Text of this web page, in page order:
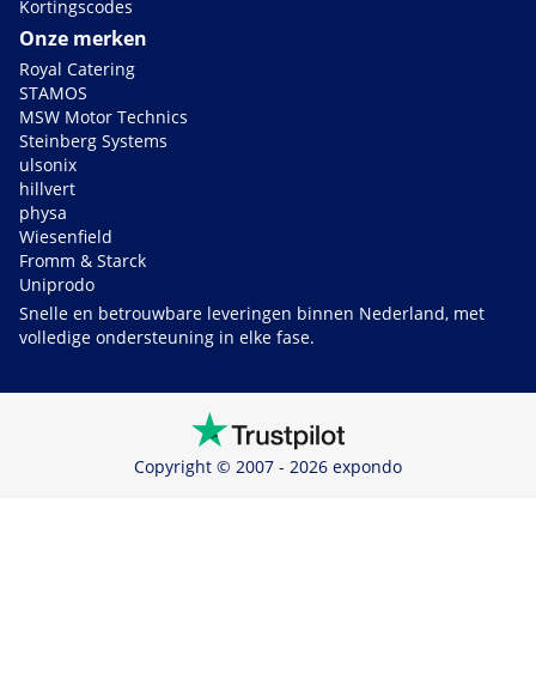
Kortingscodes
Onze merken
Royal Catering
STAMOS
MSW Motor Technics
Steinberg Systems
ulsonix
hillvert
physa
Wiesenfield
Fromm & Starck
Uniprodo
Snelle en betrouwbare leveringen binnen Nederland, met
volledige ondersteuning in elke fase.
Copyright © 2007 - 2026 expondo